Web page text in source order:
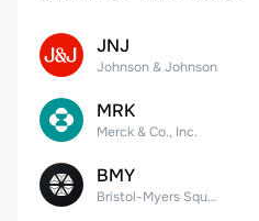
JNJ
Johnson & Johnson
MRK
Merck & Co., Inc.
BMY
Bristol-Myers Squibb Co.